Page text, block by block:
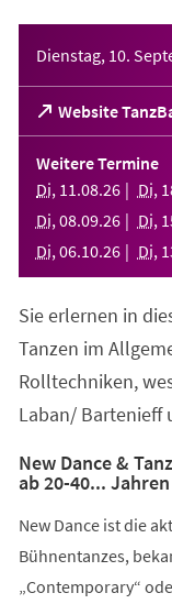
Dienstag, 10.
Website
(Öffnet
in
einem
neuen
Tab)
Weitere Termine
Di, 11 .08.26 Di,
Di, 08.09.26 Di,
Di, 06.10.26 Di,
Sie erlernen in
Tanzen im
Rolltechniken,
Laban/ Bartenieff
New Dance &
ab 20-40... Jahren
New Dance ist die
Bühnentanzes,
„Contemporary“